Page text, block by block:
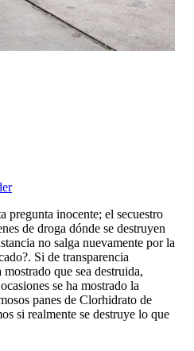
pregunta inocente; el secuestro
de droga dónde se destruyen
no salga nuevamente por la
Si de transparencia
que sea destruida,
se ha mostrado la
panes de Clorhidrato de
si realmente se destruye lo que